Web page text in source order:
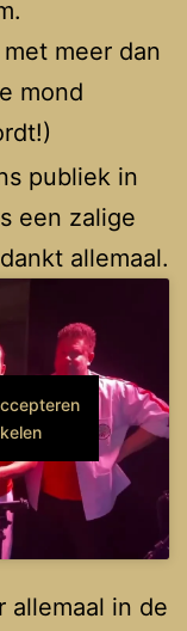
meer dan
mond
publiek in
een zalige
allemaal.
allemaal in de